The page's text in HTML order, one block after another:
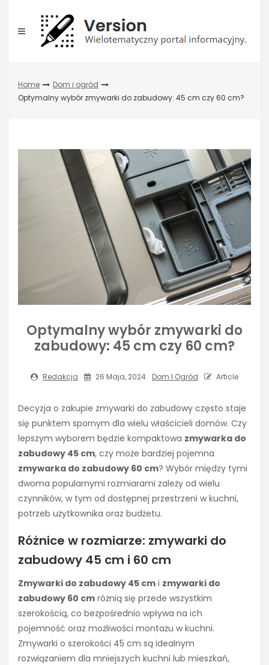
content
Home
Dom i ogród
Optymalny wybór zmywarki do zabudowy: 45 cm czy 60 cm?
Optymalny wybór zmywarki do
zabudowy: 45 cm czy 60 cm?
Redakcja 26 Maja, 2024 Dom I Ogród Article
Decyzja o zakupie zmywarki do zabudowy często staje
się punktem spornym dla wielu właścicieli domów. Czy
lepszym wyborem będzie kompaktowa zmywarka do
zabudowy 45 cm, czy może bardziej pojemna
zmywarka do zabudowy 60 cm? Wybór między tymi
dwoma popularnymi rozmiarami zależy od wielu
czynników, w tym od dostępnej przestrzeni w kuchni,
potrzeb użytkownika oraz budżetu.
Różnice w rozmiarze: zmywarki do
zabudowy 45 cm i 60 cm
Zmywarki do zabudowy 45 cm i zmywarki do
zabudowy 60 cm różnią się przede wszystkim
szerokością, co bezpośrednio wpływa na ich
pojemność oraz możliwości montażu w kuchni.
Zmywarki o szerokości 45 cm są idealnym
rozwiązaniem dla mniejszych kuchni lub mieszkań,